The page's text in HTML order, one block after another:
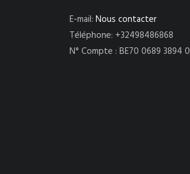
E-mail: Nous contacter
Téléphone: +32498486868
N° Compte : BE70 0689 3894